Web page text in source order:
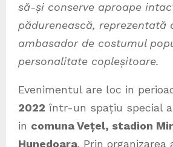
să-și conserve aproape
pădurenească, reprezentată
ambasador de costumul
personalitate copleșitoare.
Evenimentul are loc in
2022 într-un spațiu special
in comuna Vețel, stadion
Hunedoara. Prin organizarea